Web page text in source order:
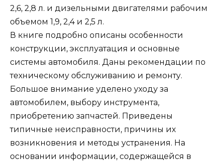
2,6, 2,8 л. и дизельными двигателями рабочим
объемом 1,9, 2,4 и 2,5 л.
В книге подробно описаны особенности
конструкции, эксплуатация и основные
системы автомобиля. Даны рекомендации по
техническому обслуживанию и ремонту.
Большое внимание уделено уходу за
автомобилем, выбору инструмента,
приобретению запчастей. Приведены
типичные неисправности, причины их
возникновения и методы устранения. На
основании информации, содержащейся в